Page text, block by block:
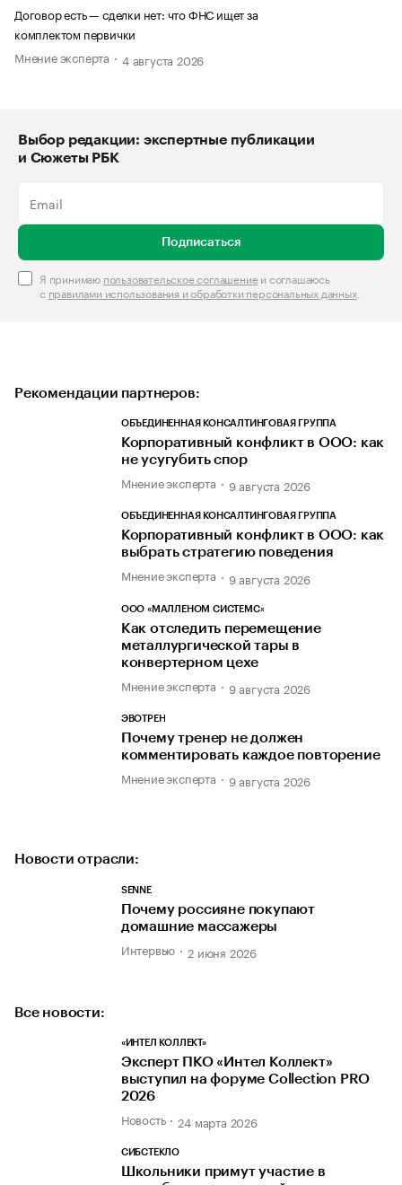
Договор есть — сделки нет: что ФНС ищет за
комплектом первички
Мнение эксперта
4 августа 2026
Выбор редакции: экспертные публикации
и Сюжеты РБК
Подписаться
Я принимаю пользовательское соглашениеи соглашаюсь
с правилами использования и обработки персональных данных.
Рекомендации партнеров:
ОБЪЕДИНЕННАЯ КОНСАЛТИНГОВАЯ ГРУППА
Корпоративный конфликт в ООО: как
не усугубить спор
Мнение эксперта 9 августа 2026
ОБЪЕДИНЕННАЯ КОНСАЛТИНГОВАЯ ГРУППА
Корпоративный конфликт в ООО: как
выбрать стратегию поведения
Мнение эксперта 9 августа 2026
ООО «МАЛЛЕНОМ СИСТЕМС»
Как отследить перемещение
металлургической тары в
конвертерном цехе
Мнение эксперта 9 августа 2026
ЭВОТРЕН
Почему тренер не должен
комментировать каждое повторение
Мнение эксперта 9 августа 2026
Новости отрасли:
SENNE
Почему россияне покупают
домашние массажеры
Интервью 2 июня 2026
Все новости:
«ИНТЕЛ КОЛЛЕКТ»
Эксперт ПКО «Интел Коллект»
выступил на форуме Collection PRO
2026
Новость 24 марта 2026
СИБСТЕКЛО
Школьники примут участие в